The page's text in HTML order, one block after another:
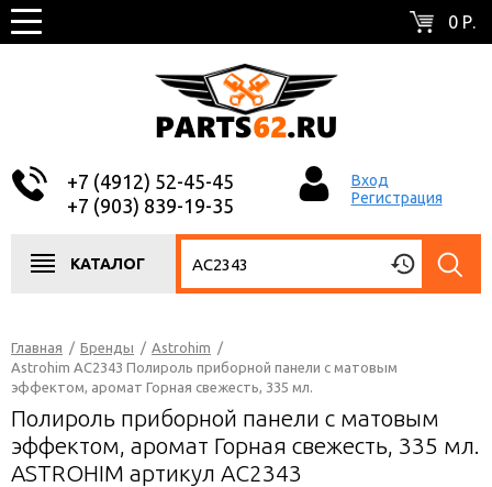
0 Р.
+7 (4912) 52-45-45
+7 (903) 839-19-35
Вход
Регистрация
КАТАЛОГ
Главная / Бренды / Astrohim /
Astrohim AC2343 Полироль приборной панели с матовым
эффектом, аромат Горная свежесть, 335 мл.
Полироль приборной панели с матовым
эффектом, аромат Горная свежесть, 335 мл.
ASTROHIM артикул AC2343